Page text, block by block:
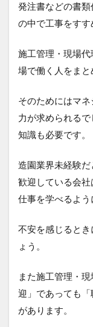
発注書などの書
の中で工事をすす
施工管理・現場
場で働く人をまと
そのためにはマ
力が求められる
知識も必要です。
造園業界未経験
歓迎している会
仕事を学べるよう
不安を感じると
ょう。
また施工管理・
迎」であっても
があります。